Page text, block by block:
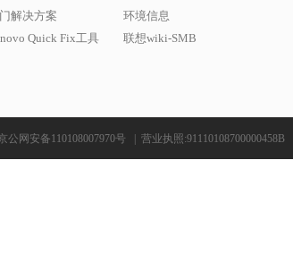
解决方案
Quick Fix工具
环境信息
联想wiki-SMB
公网安备110108007970号 营业执照:91110108700000458B